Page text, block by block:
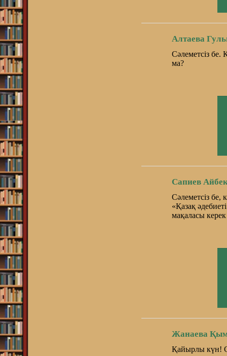
Алтаева
Cәлеметсіз
ма?
Сапиев
Сәлеметсіз бе,
«Қазақ
мақаласы керек
Жанаева
Қайырлы күн!